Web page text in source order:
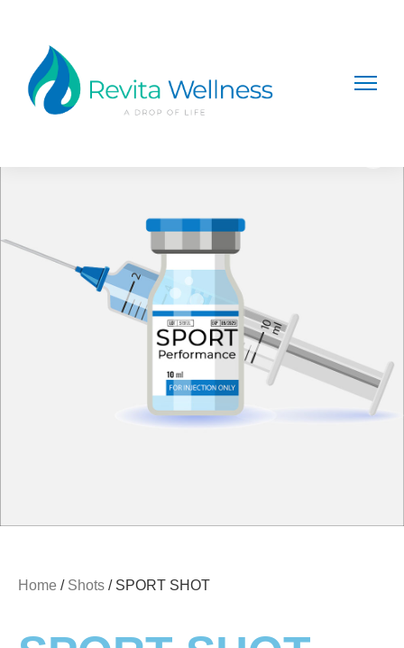
Home/ Shots/ SPORT SHOT
Home / Shots / SPORT SHOT